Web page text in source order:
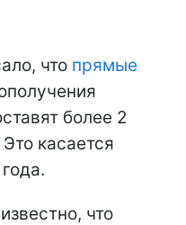
что прямые
более 2
касается
что